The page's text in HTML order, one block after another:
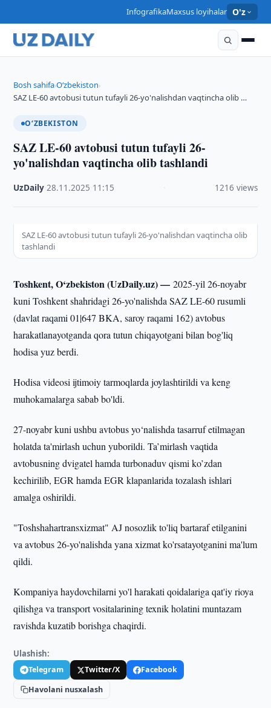
InfografikaMaxsus loyihalar O'z
Bosh sahifa›O‘zbekiston›
SAZ LE-60 avtobusi tutun tufayli 26-yo'nalishdan vaqtincha olib …
O‘ZBEKISTON
SAZ LE-60 avtobusi tutun tufayli 26-
yo'nalishdan vaqtincha olib tashlandi
UzDaily ·28.11.2025 11:15 1216 views
SAZ LE-60 avtobusi tutun tufayli 26-yo'nalishdan vaqtincha olib
tashlandi
Toshkent, O‘zbekiston (UzDaily.uz) —2025-yil 26-noyabr
kuni Toshkent shahridagi 26-yo'nalishda SAZ LE-60 rusumli
(davlat raqami 01|647 BKA, saroy raqami 162) avtobus
harakatlanayotganda qora tutun chiqayotgani bilan bog'liq
hodisa yuz berdi.
Hodisa videosi ijtimoiy tarmoqlarda joylashtirildi va keng
muhokamalarga sabab bo'ldi.
27-noyabr kuni ushbu avtobus yo‘nalishda tasarruf etilmagan
holatda ta'mirlash uchun yuborildi. Ta’mirlash vaqtida
avtobusning dvigatel hamda turbonaduv qismi ko’zdan
kechirilib, EGR hamda EGR klapanlarida tozalash ishlari
amalga oshirildi.
"Toshshahartransxizmat" AJ nosozlik to'liq bartaraf etilganini
va avtobus 26-yo'nalishda yana xizmat ko'rsatayotganini ma'lum
qildi.
Kompaniya haydovchilarni yo'l harakati qoidalariga qat'iy rioya
qilishga va transport vositalarining texnik holatini muntazam
ravishda kuzatib borishga chaqirdi.
Ulashish:
Telegram Twitter/X
Facebook
Havolani nusxalash